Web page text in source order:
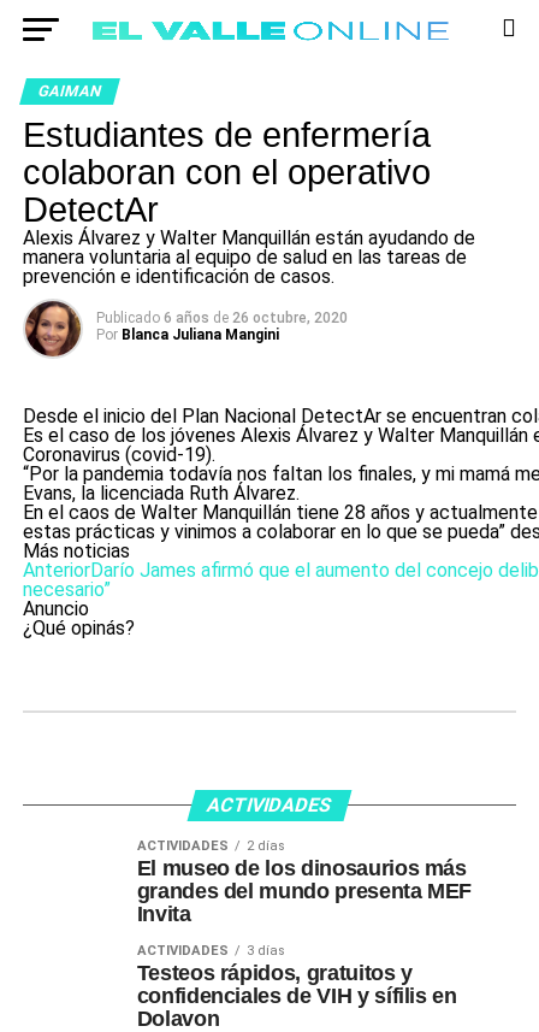
GAIMAN
Estudiantes de enfermería
colaboran con el operativo
DetectAr
Alexis Álvarez y Walter Manquillán están ayudando de
manera voluntaria al equipo de salud en las tareas de
prevención e identificación de casos.
Publicado 6 años de 26 octubre, 2020
Por Blanca Juliana Mangini
Desde el inicio del Plan Nacional DetectAr se encuentran
Es el caso de los jóvenes Alexis Álvarez y Walter
Coronavirus (covid-19).
“Por la pandemia todavía nos faltan los finales, y mi mamá
Evans, la licenciada Ruth Álvarez.
En el caos de Walter Manquillán tiene 28 años y
estas prácticas y vinimos a colaborar en lo que se pueda”
Más noticias
AnteriorDarío James afirmó que el aumento del concejo
necesario”
Anuncio
¿Qué opinás?
ACTIVIDADES
ACTIVIDADES 2 días
El museo de los dinosaurios más
grandes del mundo presenta MEF
Invita
ACTIVIDADES 3 días
Testeos rápidos, gratuitos y
confidenciales de VIH y sífilis en
Dolavon